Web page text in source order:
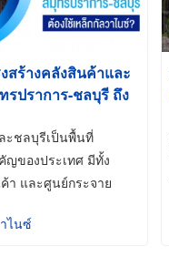
สร้างคลังสินค้าและ
รปราการ-ชลบุรี ถึง
ะชลบุรีเป็นพื้นที่
ญของประเทศ มีทั้ง
า และศูนย์กระจาย
ไนซ์